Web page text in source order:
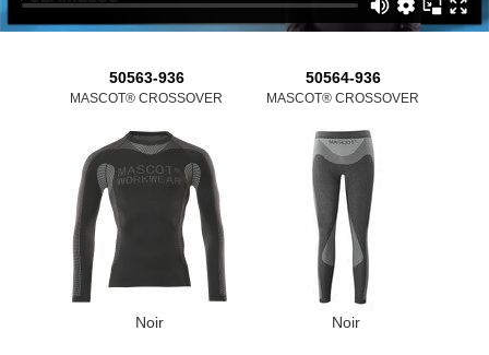
50563-936
MASCOT® CROSSOVER
Noir
50564-936
MASCOT® CROSSOVER
Noir